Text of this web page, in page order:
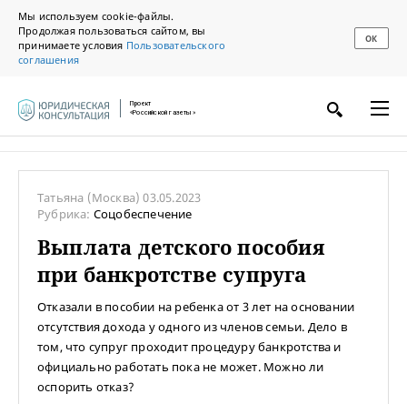
Мы используем cookie-файлы.
Продолжая пользоваться сайтом, вы
принимаете условия Пользовательского
соглашения
ОК
Проект
«Российской газеты»
Татьяна (Москва)03.05.2023
Рубрика: Соцобеспечение
Выплата детского пособия
при банкротстве супруга
Отказали в пособии на ребенка от 3 лет на основании
отсутствия дохода у одного из членов семьи. Дело в
том, что супруг проходит процедуру банкротства и
официально работать пока не может. Можно ли
оспорить отказ?